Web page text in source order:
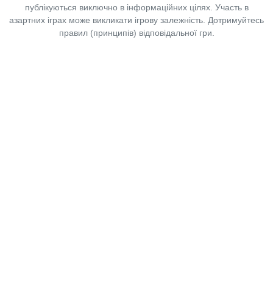
публікуються виключно в інформаційних цілях. Участь в
азартних іграх може викликати ігрову залежність. Дотримуйтесь
правил (принципів) відповідальної гри.